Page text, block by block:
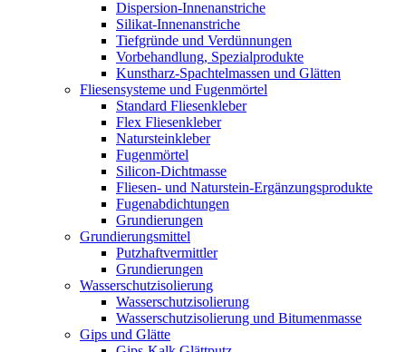
Dispersion-Innenanstriche
Silikat-Innenanstriche
Tiefgründe und Verdünnungen
Vorbehandlung, Spezialprodukte
Kunstharz-Spachtelmassen und Glätten
Fliesensysteme und Fugenmörtel
Standard Fliesenkleber
Flex Fliesenkleber
Natursteinkleber
Fugenmörtel
Silicon-Dichtmasse
Fliesen- und Naturstein-Ergänzungsprodukte
Fugenabdichtungen
Grundierungen
Grundierungsmittel
Putzhaftvermittler
Grundierungen
Wasserschutzisolierung
Wasserschutzisolierung
Wasserschutzisolierung und Bitumenmasse
Gips und Glätte